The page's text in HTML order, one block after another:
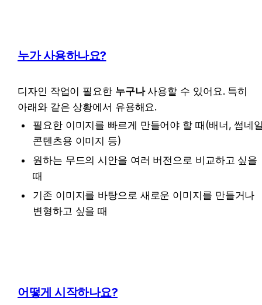
누가 사용하나요?
디자인 작업이 필요한 누구나 사용할 수 있어요. 특히
아래와 같은 상황에서 유용해요.
필요한 이미지를 빠르게 만들어야 할 때(배너, 썸네
콘텐츠용 이미지 등)
원하는 무드의 시안을 여러 버전으로 비교하고 싶을
때
기존 이미지를 바탕으로 새로운 이미지를 만들거나
변형하고 싶을 때
어떻게 시작하나요?